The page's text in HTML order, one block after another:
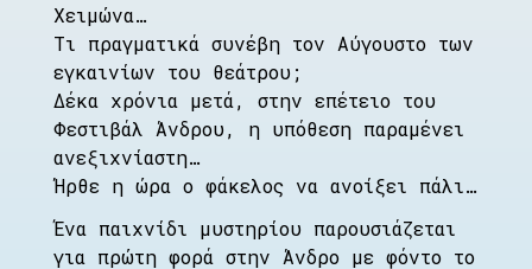
Χειμώνα…
Τι πραγματικά συνέβη τον Αύγουστο των
εγκαινίων του θεάτρου;
Δέκα χρόνια μετά, στην επέτειο του
Φεστιβάλ Άνδρου, η υπόθεση παραμένει
ανεξιχνίαστη…
Ήρθε η ώρα ο φάκελος να ανοίξει πάλι…
Ένα παιχνίδι μυστηρίου παρουσιάζεται
για πρώτη φορά στην Άνδρο με φόντο το